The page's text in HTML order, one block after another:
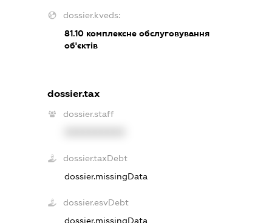
dossier.kveds:
81.10комплексне обслуговування
об'єктів
dossier.tax
dossier.staff
dossier.taxDebt
dossier.missingData
dossier.esvDebt
dossier.missingData